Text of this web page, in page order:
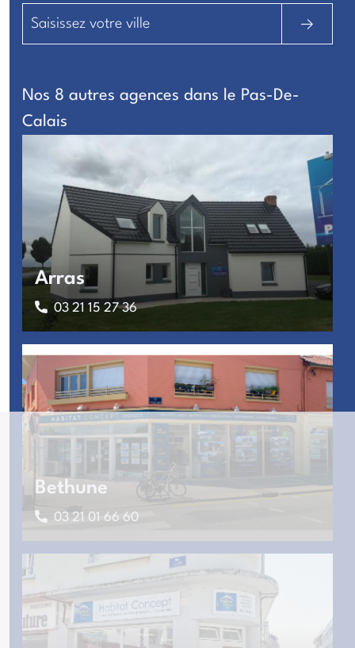
Nos 8 autres agences dans le Pas-De-
Calais
Arras
03 21 15 27 36
Bethune
03 21 01 66 60